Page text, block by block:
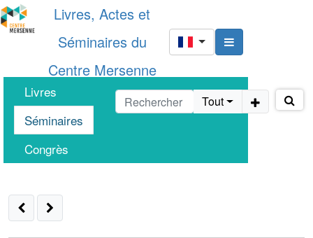
Livres, Actes et
Séminaires du
Centre Mersenne
Livres
Séminaires
Congrès
Tout